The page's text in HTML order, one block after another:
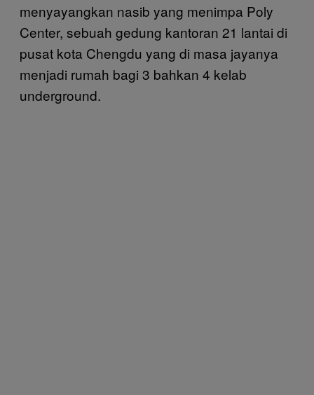
menyayangkan nasib yang menimpa Poly
Center, sebuah gedung kantoran 21 lantai di
pusat kota Chengdu yang di masa jayanya
menjadi rumah bagi 3 bahkan 4 kelab
underground.